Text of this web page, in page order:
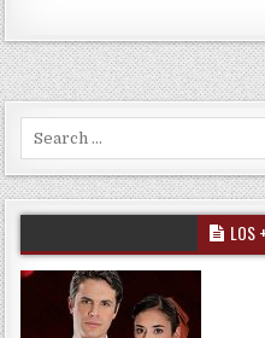
Search for:
LOS